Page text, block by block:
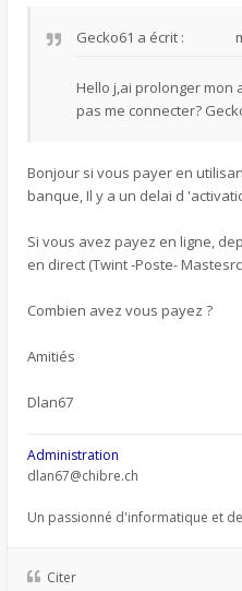
Gecko61 a écrit :
Hello j,ai prolonger
pas me connecter?
Bonjour si vous payer en
banque, Il y a un delai d
Si vous avez payez en ligne,
en direct (Twint -Poste-
Combien avez vous payez ?
Amitiés
Dlan67
Administration
dlan67@chibre.ch
Un passionné d'informatique et
Citer